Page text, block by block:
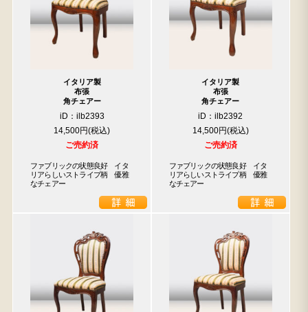
イタリア製
布張
角チェアー
iD：ilb2393
14,500円
ご売約済
ファブリックの状態良好　イタ
リアらしいストライプ柄　優雅
なチェアー
イタリア製
布張
角チェアー
iD：ilb2392
14,500円
ご売約済
ファブリックの状態良好　イタ
リアらしいストライプ柄　優雅
なチェアー